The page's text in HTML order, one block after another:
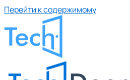
Перейти к содержимому